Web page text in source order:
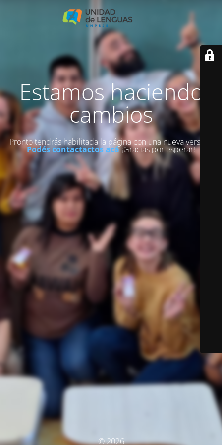
Estamos haciendo
cambios
Pronto tendrás habilitada la página con una nueva versión.
Podés contactactos acá¡Gracias por esperar!
© 2026